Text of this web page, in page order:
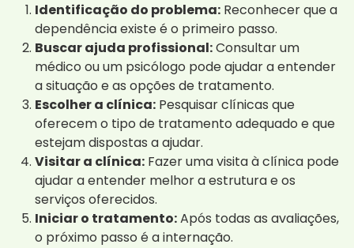
Identificação do problema: Reconhecer que a
dependência existe é o primeiro passo.
Buscar ajuda profissional:Consultar um
médico ou um psicólogo pode ajudar a entender
a situação e as opções de tratamento.
Escolher a clínica: Pesquisar clínicas que
oferecem o tipo de tratamento adequado e que
estejam dispostas a ajudar.
Visitar a clínica: Fazer uma visita à clínica pode
ajudar a entender melhor a estrutura e os
serviços oferecidos.
Iniciar o tratamento:Após todas as avaliações,
o próximo passo é a internação.